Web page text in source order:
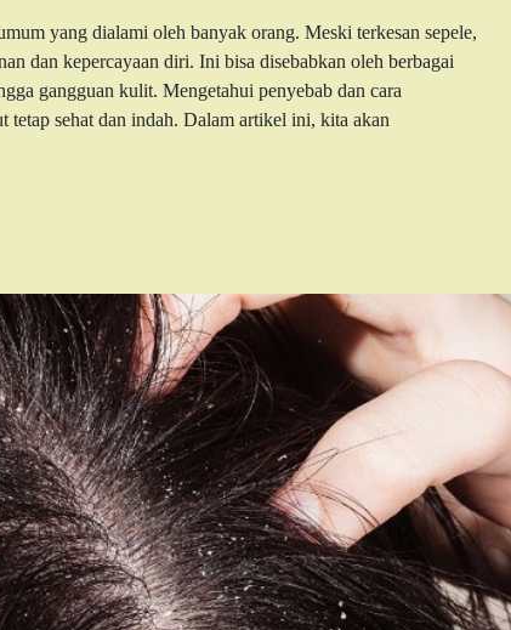
yang dialami oleh banyak orang. Meski terkesan sepele,
dan kepercayaan diri. Ini bisa disebabkan oleh berbagai
gangguan kulit. Mengetahui penyebab dan cara
tetap sehat dan indah. Dalam artikel ini, kita akan